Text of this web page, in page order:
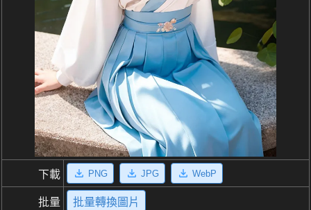
下載 PNG JPG WebP
批量 批量轉換圖片